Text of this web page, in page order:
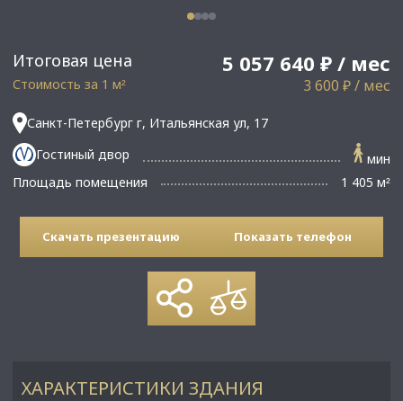
Итоговая цена 5 057 640 ₽ / мес
Стоимость за 1 м² 3 600 ₽ / мес
Санкт-Петербург г, Итальянская ул, 17
Гостиный двор
мин
Площадь помещения
1 405 м²
Скачать презентацию Показать телефон
ХАРАКТЕРИСТИКИ ЗДАНИЯ